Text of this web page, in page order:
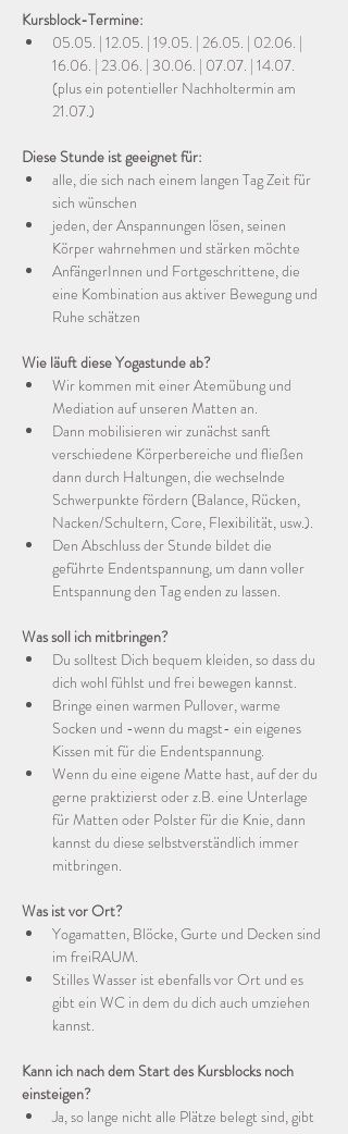
Kursblock-Termine:
05.05. | 12.05. | 19.05. | 26.05. | 02.06. |
16.06. | 23.06. | 30.06. | 07.07. | 14.07.
(plus ein potentieller Nachholtermin am
21.07.)
Diese Stunde ist geeignet für:
alle, die sich nach einem langen Tag Zeit für
sich wünschen
jeden, der Anspannungen lösen, seinen
Körper wahrnehmen und stärken möchte
AnfängerInnen und Fortgeschrittene, die
eine Kombination aus aktiver Bewegung und
Ruhe schätzen
Wie läuft diese Yogastunde ab?
Wir kommen mit einer Atemübung und
Mediation auf unseren Matten an.
Dann mobilisieren wir zunächst sanft
verschiedene Körperbereiche und fließen
dann durch Haltungen, die wechselnde
Schwerpunkte fördern (Balance, Rücken,
Nacken/Schultern, Core, Flexibilität, usw.).
Den Abschluss der Stunde bildet die
geführte Endentspannung, um dann voller
Entspannung den Tag enden zu lassen.
Was soll ich mitbringen?
Du solltest Dich bequem kleiden, so dass du
dich wohl fühlst und frei bewegen kannst.
Bringe einen warmen Pullover, warme
Socken und -wenn du magst- ein eigenes
Kissen mit für die Endentspannung.
Wenn du eine eigene Matte hast, auf der du
gerne praktizierst oder z.B. eine Unterlage
für Matten oder Polster für die Knie, dann
kannst du diese selbstverständlich immer
mitbringen.
Was ist vor Ort?
Yogamatten, Blöcke, Gurte und Decken sind
im freiRAUM.
Stilles Wasser ist ebenfalls vor Ort und es
gibt ein WC in dem du dich auch umziehen
kannst.
Kann ich nach dem Start des Kursblocks noch
einsteigen?
Ja, so lange nicht alle Plätze belegt sind, gibt